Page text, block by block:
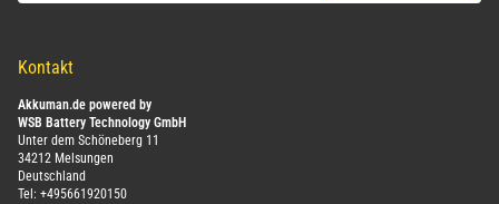
Kontakt
Akkuman.de powered by
WSB Battery Technology GmbH
Unter dem Schöneberg 11
34212 Melsungen
Deutschland
Tel: +495661920150